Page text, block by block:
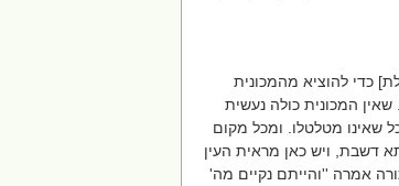
כדי להוציא מהמכונית
המכונית כולה נעשית
שאינו מטלטלו. ומכל מקום
דשבת, ויש כאן מראית העין
אמרה ''והייתם נקיים מה'